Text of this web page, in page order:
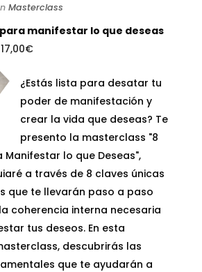
Masterclass
manifestar lo que deseas
El
original
67,00€.
17,00€El
actual
es:
17,00€.
¿Estás lista para desatar tu
poder de manifestación y
crear la vida que deseas? Te
presento la masterclass "8
Manifestar lo que Deseas",
a través de 8 claves únicas
que te llevarán paso a paso
coherencia interna necesaria
tus deseos. En esta
descubrirás las
que te ayudarán a